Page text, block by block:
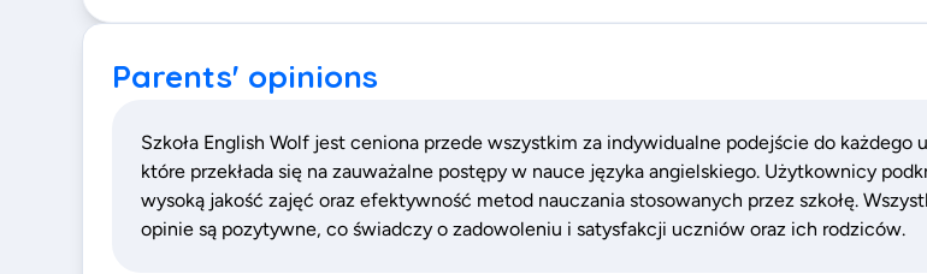
Parents' opinions
Szkoła English Wolf jest ceniona przede wszystkim za indywidualne podejście do każdego
które przekłada się na zauważalne postępy w nauce języka angielskiego. Użytkownicy
wysoką jakość zajęć oraz efektywność metod nauczania stosowanych przez szkołę.
opinie są pozytywne, co świadczy o zadowoleniu i satysfakcji uczniów oraz ich rodziców.